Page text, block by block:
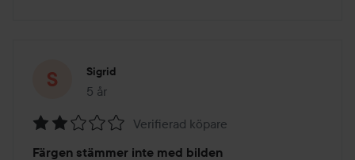
Sigrid
5 år
Inlägget skapades 5 år
Verifierad köpare
Färgen stämmer inte med bilden